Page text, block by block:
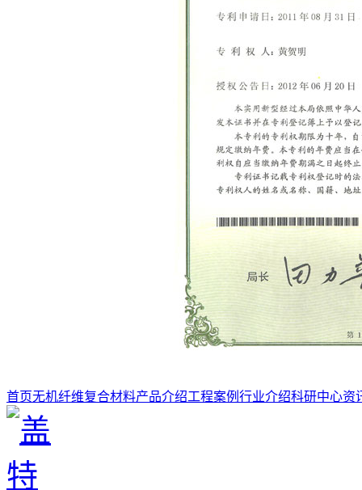
首页无机纤维复合材料产品介绍工程案例 行业介绍科研中心资